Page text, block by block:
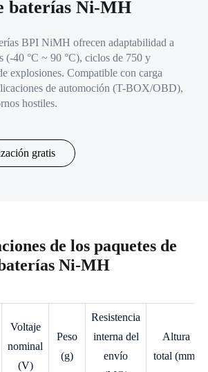
baterías Ni-MH
BPI NiMH ofrecen adaptabilidad a
(-40 °C ~ 90 °C), ciclos de 750 y
explosiones. Compatible con carga
de automoción (T-BOX/OBD),
hostiles.
gratis
de los paquetes de
Ni-MH
Voltaje
nominal
(V)
Peso
(g)
Resistencia
interna del
envío
Altura
total (mm)